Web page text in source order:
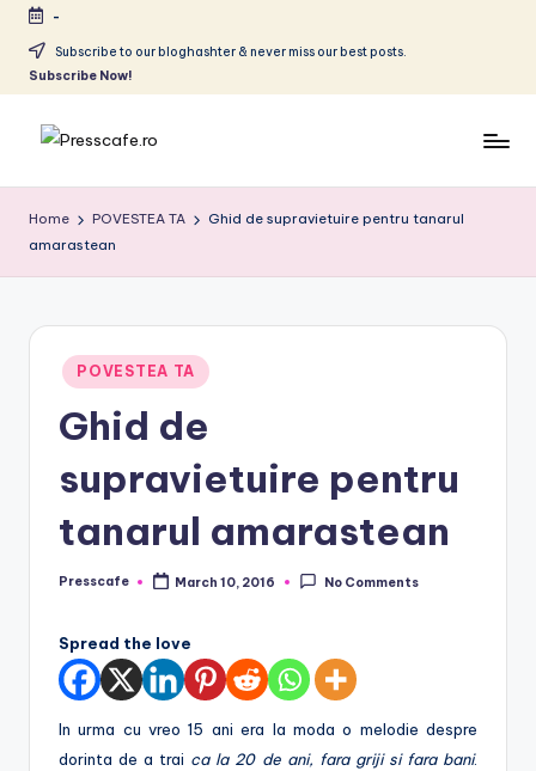
Skip
-
Subscribe to our bloghashter & never miss our best posts.
Subscribe Now!
r
e
s
urbane
Home POVESTEA TA
Ghid de supravietuire pentru tanarul
amarastean
Posted
POVESTEA TA
Ghid de
supravietuire pentru
tanarul amarastean
Posted
Presscafe March 10, 2016 No Comments
Spread the love
In urma cu vreo 15 ani era la moda o melodie despre
dorinta de a trai ca la 20 de ani, fara griji si fara bani.